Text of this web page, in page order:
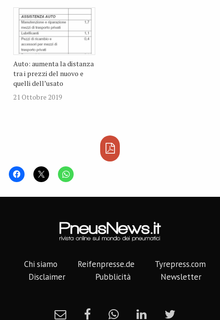
Auto: aumenta la distanza
tra i prezzi del nuovo e
quelli dell’usato
21 Ottobre 2019
Chi siamo Reifenpresse.de
Tyrepress.com
Disclaimer
Pubblicità Newsletter